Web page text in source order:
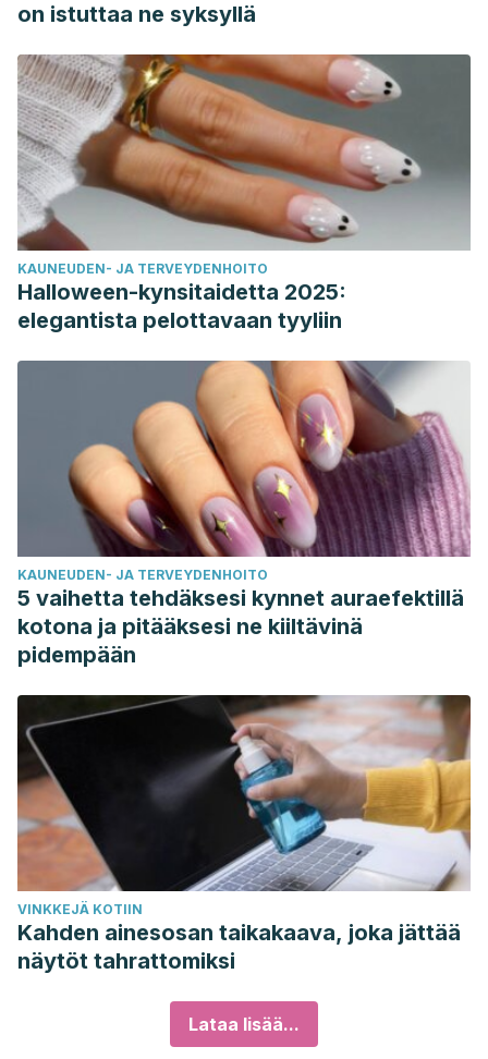
on istuttaa ne syksyllä
KAUNEUDEN- JA TERVEYDENHOITO
Halloween-kynsitaidetta 2025:
elegantista pelottavaan tyyliin
KAUNEUDEN- JA TERVEYDENHOITO
5 vaihetta tehdäksesi kynnet auraefektillä
kotona ja pitääksesi ne kiiltävinä
pidempään
VINKKEJÄ KOTIIN
Kahden ainesosan taikakaava, joka jättää
näytöt tahrattomiksi
Lataa lisää...